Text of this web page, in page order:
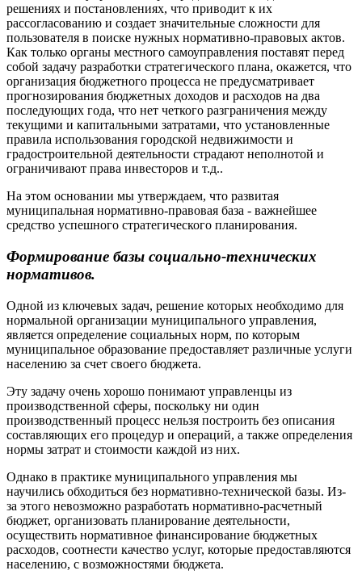
решениях и постановлениях, что приводит к их
рассогласованию и создает значительные сложности для
пользователя в поиске нужных нормативно-правовых актов.
Как только органы местного самоуправления поставят перед
собой задачу разработки стратегического плана, окажется, что
организация бюджетного процесса не предусматривает
прогнозирования бюджетных доходов и расходов на два
последующих года, что нет четкого разграничения между
текущими и капитальными затратами, что установленные
правила использования городской недвижимости и
градостроительной деятельности страдают неполнотой и
ограничивают права инвесторов и т.д..
На этом основании мы утверждаем, что развитая
муниципальная нормативно-правовая база - важнейшее
средство успешного стратегического планирования.
Формирование базы социально-технических
нормативов.
Одной из ключевых задач, решение которых необходимо для
нормальной организации муниципального управления,
является определение социальных норм, по которым
муниципальное образование предоставляет различные услуги
населению за счет своего бюджета.
Эту задачу очень хорошо понимают управленцы из
производственной сферы, поскольку ни один
производственный процесс нельзя построить без описания
составляющих его процедур и операций, а также определения
нормы затрат и стоимости каждой из них.
Однако в практике муниципального управления мы
научились обходиться без нормативно-технической базы. Из-
за этого невозможно разработать нормативно-расчетный
бюджет, организовать планирование деятельности,
осуществить нормативное финансирование бюджетных
расходов, соотнести качество услуг, которые предоставляются
населению, с возможностями бюджета.